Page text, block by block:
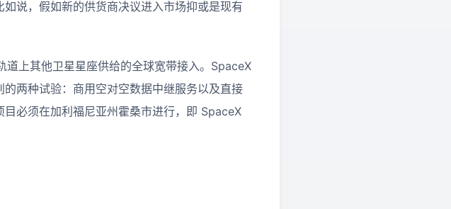
说，假如新的供货商决议进入市场抑或是现有
上其他卫星星座供给的全球宽带接入。SpaceX
两种试验：商用空对空数据中继服务以及直接
必须在加利福尼亚州霍桑市进行，即 SpaceX